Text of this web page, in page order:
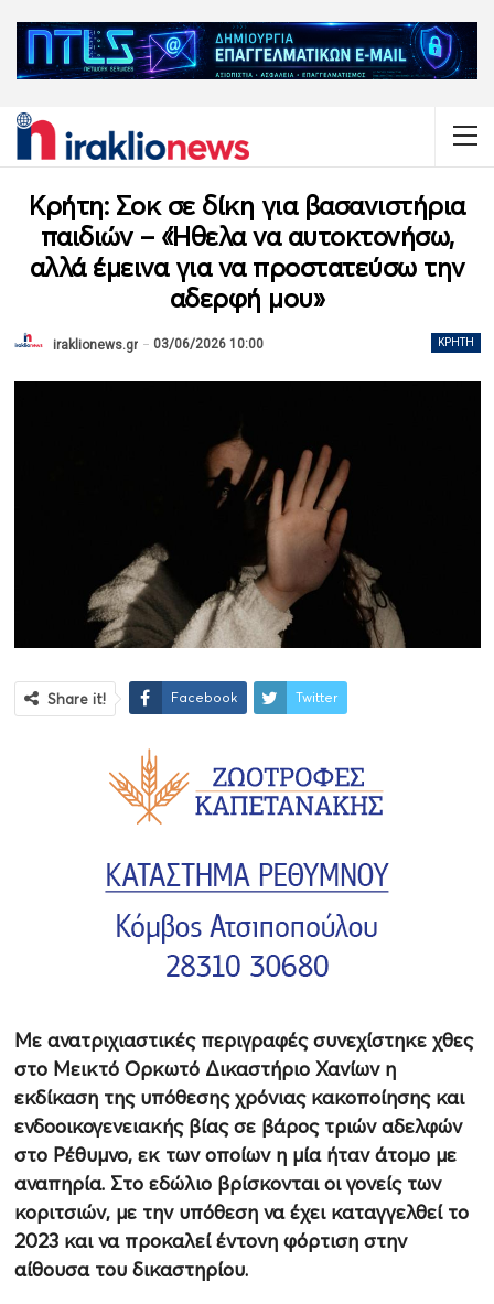
Κρήτη: Σοκ σε δίκη για βασανιστήρια
παιδιών – «Ήθελα να αυτοκτονήσω,
αλλά έμεινα για να προστατεύσω την
αδερφή μου»
ΚΡΉΤΗ
iraklionews.gr 03/06/2026 10:00
Share it! Facebook Twitter
Με ανατριχιαστικές περιγραφές συνεχίστηκε χθες
στο Μεικτό Ορκωτό Δικαστήριο Χανίων η
εκδίκαση της υπόθεσης χρόνιας κακοποίησης και
ενδοοικογενειακής βίας σε βάρος τριών αδελφών
στο Ρέθυμνο, εκ των οποίων η μία ήταν άτομο με
αναπηρία. Στο εδώλιο βρίσκονται οι γονείς των
κοριτσιών, με την υπόθεση να έχει καταγγελθεί το
2023 και να προκαλεί έντονη φόρτιση στην
αίθουσα του δικαστηρίου.